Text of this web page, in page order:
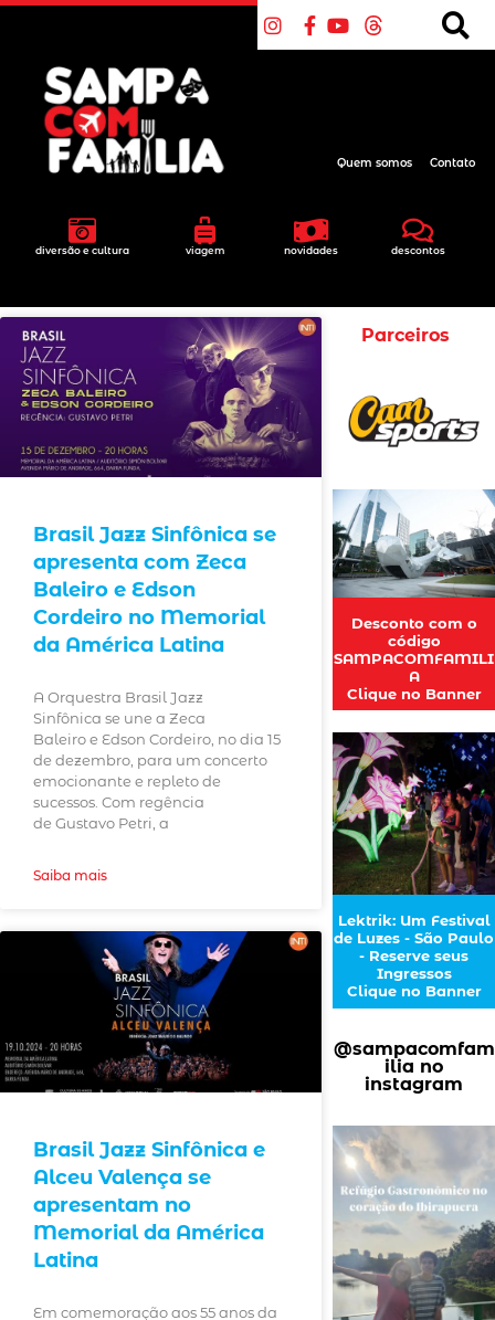
diversão e cultura viagem novidades descontos
Quem somos Contato
Brasil Jazz Sinfônica se
apresenta com Zeca
Baleiro e Edson
Cordeiro no Memorial
da América Latina
A Orquestra Brasil Jazz
Sinfônica se une a Zeca
Baleiro e Edson Cordeiro, no dia 15
de dezembro, para um concerto
emocionante e repleto de
sucessos. Com regência
de Gustavo Petri, a
Saiba mais
Brasil Jazz Sinfônica e
Alceu Valença se
apresentam no
Memorial da América
Latina
Em comemoração aos 55 anos da
Parceiros
Desconto com o
código
SAMPACOMFAMILI
A
Clique no Banner
Lektrik: Um Festival
de Luzes - São Paulo
- Reserve seus
Ingressos
Clique no Banner
@sampacomfam
ilia no
instagram